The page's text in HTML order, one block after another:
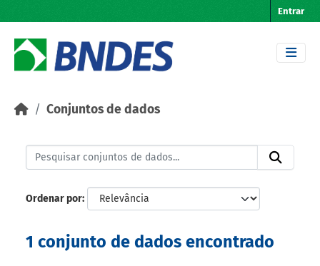
Entrar
Conjuntos de dados
Ordenar por
1 conjunto de dados encontrado